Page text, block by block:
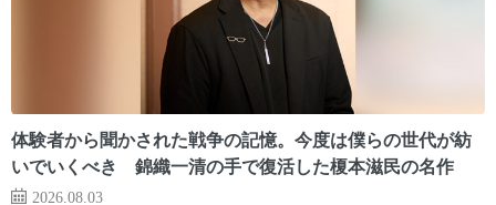
体験者から聞かされた戦争の記憶。今度は僕らの世代が紡
いでいくべき 錦織一清の手で復活した榎本滋民の名作
2026.08.03